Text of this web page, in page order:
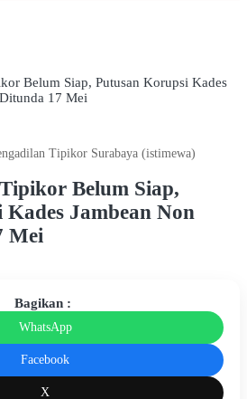
Belum Siap, Putusan Korupsi Kades
17 Mei
Tipikor Surabaya (istimewa)
Belum Siap,
Jambean Non
Mei
Bagikan :
WhatsApp
Facebook
X